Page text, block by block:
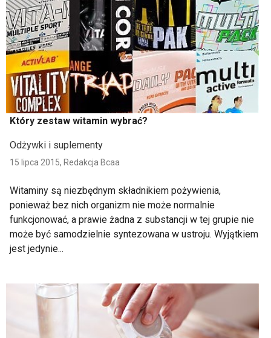
Który zestaw witamin wybrać?
Odżywki i suplementy
15 lipca 2015, Redakcja Bcaa
Witaminy są niezbędnym składnikiem pożywienia,
ponieważ bez nich organizm nie może normalnie
funkcjonować, a prawie żadna z substancji w tej grupie nie
może być samodzielnie syntezowana w ustroju. Wyjątkiem
jest jedynie...